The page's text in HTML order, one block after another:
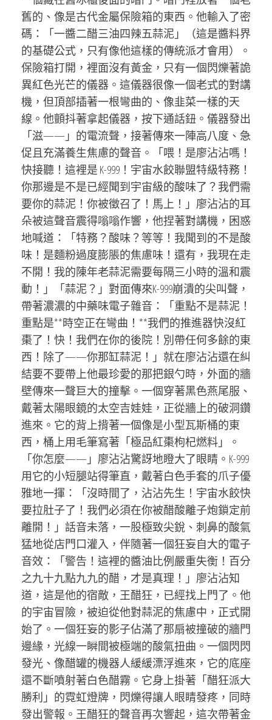
舊的、像是古代金屬保險箱的東西。他輸入了密
碼：「一醬二醋三油四辣五蒜泥」（這是醬料界
的基礎公式，只有像他這樣的傳統派才會用）。
保險箱打開，裡面沒有黃金，只有一個閃爍著詭
異紅色光芒的儀器。這儀器很像一個老式的對講
機，但頂部插著一根彎曲的、像韭菜一樣的天
線。他顫抖著拿起儀器，按下通話鈕。儀器發出
「滋——」的電流聲，接著傳來一陣高八度、急
促且充滿養生焦慮的聲音。「喂！是廖沾沾嗎！
快接聽！這裡是 K-999！宇宙水餃聯盟特級特務！
你那邊是不是已經聞到宇宙級的酸味了？我們需
要你的蒜泥！你被徵召了！馬上！」廖沾沾的耳
朵被這聲音震得嗡嗡作響，他捏著對講機，困惑
地喊道：「特務？酸味？等等！我聞到的不是酸
味！是麵粉過度膨脹的焦慮味！還有，我現在走
不開！我的陳年老蒜泥需要每隔三小時的溫和震
動！」「蒜泥？」對面傳來K-999崩潰的尖叫聲，
帶著濃濃的中藥味電子雜音：「重點不是蒜泥！
重點是**時空正在彎曲！**我們的推進器快沒紅
棗了！快！我們在你的後院！別帶任何多餘的東
西！除了——你那缸蒜泥！」就在廖沾沾還在糾
結要不要帶上他最珍愛的那把銀勺時，外面的牆
壁傳來一聲巨大的撞擊。一個穿著黑色燕尾服、
戴著太陽眼鏡的太空吉娃娃，正從牆上的破洞鑽
進來。它的背上揹著一個像是小型瓦斯桶的東
西，桶上用毛筆寫著「極品紅棗枸杞燃料」。
「你怎麼——」廖沾沾驚訝地瞪大了眼睛。K-999
用它的小短腿站得筆直，戴著白色手套的爪子優
雅地一揮：「沒時間了，沾沾先生！宇宙水餃快
要拉肚子了！我們必須在你被醋酸離子炮鎖定前
離開！」話音未落，一股極致尖銳、刺鼻的酸氣
猛地從店門口灌入，伴隨著一個狂妄自大的電子
音效：「警告！這裡的醬油比例嚴重失衡！百分
之九十九點九九的醋，才是真理！」廖沾沾知
道，這是他的宿敵，王醋狂，已經找上門了。他
的宇宙冒險，被迫從他對蒜泥的焦慮中，正式開
始了。一個狂妄的影子佔滿了那扇被撞破的牆門
邊緣，光線一瞬間被極端的酸氣扭曲。一個閃閃
發光、像醋罐的機器人緩緩漂浮進來，它的底座
還不斷噴射著白色醋霧。它身上掛著「醋狂派大
勝利」的霓虹燈牌，閃爍得讓人眼睛發疼，同時
發出警報。王醋狂的聲音再次響起，這次帶著金